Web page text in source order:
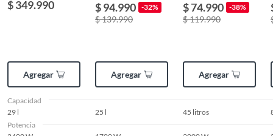
$ 349.990
Agregar
$ 94.990 -32%
$ 139.990
Agregar
$ 74.990 -38%
$ 119.990
Agregar
Capacidad
29 l
25 l 45 litros
Potencia